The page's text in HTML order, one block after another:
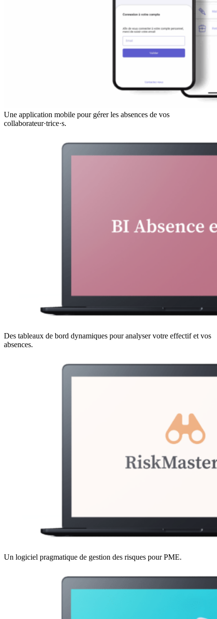
Une application mobile pour gérer les absences de vos
collaborateur·trice·s.
Des tableaux de bord dynamiques pour analyser votre effectif et vos
absences.
Un logiciel pragmatique de gestion des risques pour PME.